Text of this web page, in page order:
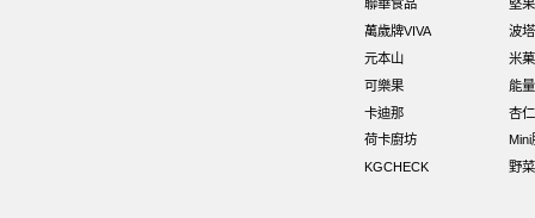
寶寶 海苔 卡廸那
卡廸那95℃薯條原味18克*5包
聯華食品
萬歲牌VIVA
元本山
可樂果
卡迪那
荷卡廚坊
KGCHECK
堅
波
米
能
杏
野